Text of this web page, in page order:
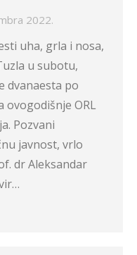
2022.
uha, grla i nosa,
u subotu,
dvanaesta po
ovogodišnje ORL
Pozvani
javnost, vrlo
dr Aleksandar